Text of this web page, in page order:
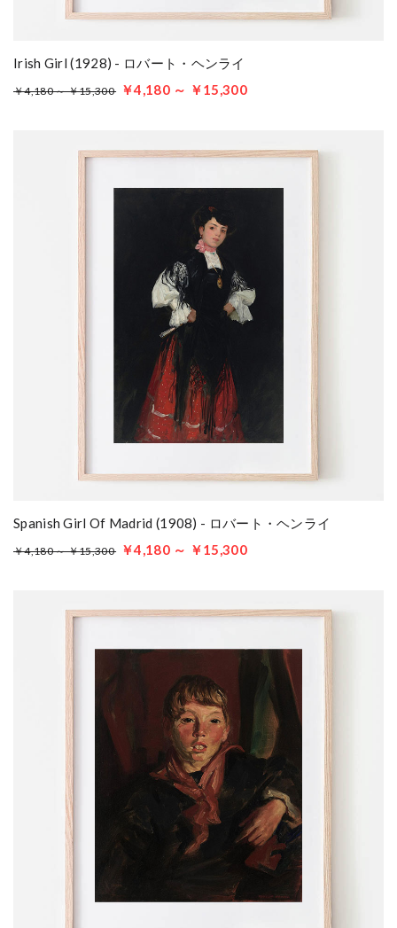
Irish Girl (1928) - ロバート・ヘンライ
￥4,180 ～ ￥15,300 ￥4,180 ～ ￥15,300
Spanish Girl Of Madrid (1908) - ロバート・ヘンライ
￥4,180 ～ ￥15,300 ￥4,180 ～ ￥15,300